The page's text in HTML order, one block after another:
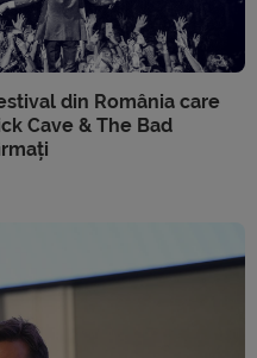
din România care
Cave & The Bad